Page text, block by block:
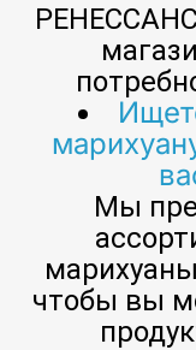
Мы
чтобы вы